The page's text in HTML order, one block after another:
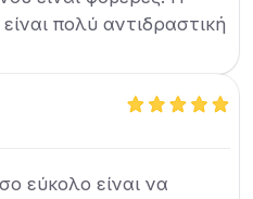
πολύ αντιδραστική
εύκολο είναι να